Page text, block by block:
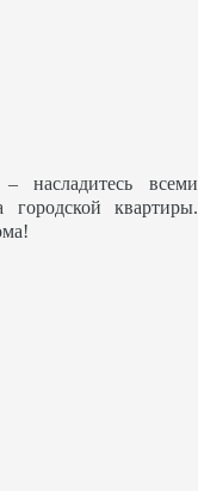
насладитесь всеми
квартиры.